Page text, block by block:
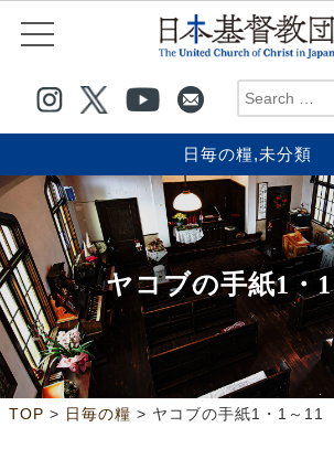
日毎の糧,未分類
ヤコブの手紙1・
TOP > 日毎の糧 > ヤコブの手紙1・1～11